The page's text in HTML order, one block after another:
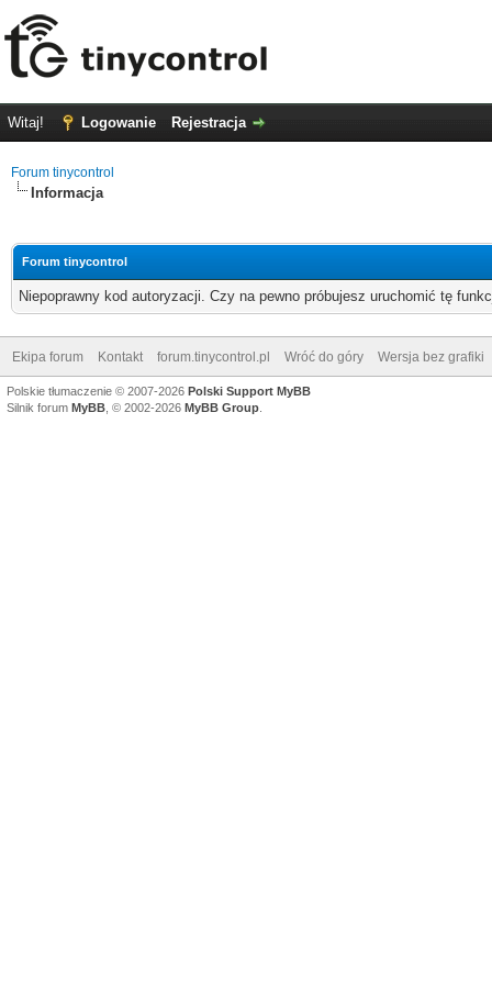
Witaj! Logowanie Rejestracja
Forum tinycontrol
Informacja
Forum tinycontrol
Niepoprawny kod autoryzacji. Czy na pewno próbujesz uruchomić tę
Ekipa forum Kontakt forum.tinycontrol.pl Wróć do góry Wersja bez grafiki
Polskie tłumaczenie © 2007-2026 Polski Support MyBB
Silnik forum MyBB , © 2002-2026 MyBB Group